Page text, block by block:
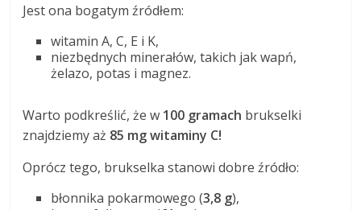
Jest ona bogatym źródłem:
witamin A, C, E i K,
niezbędnych minerałów, takich jak wapń,
żelazo, potas i magnez.
Warto podkreślić, że w 100 gramach brukselki
znajdziemy aż 85 mg witaminy C!
Oprócz tego, brukselka stanowi dobre źródło:
błonnika pokarmowego (3,8 g),